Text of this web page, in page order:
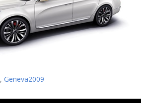
, Geneva2009